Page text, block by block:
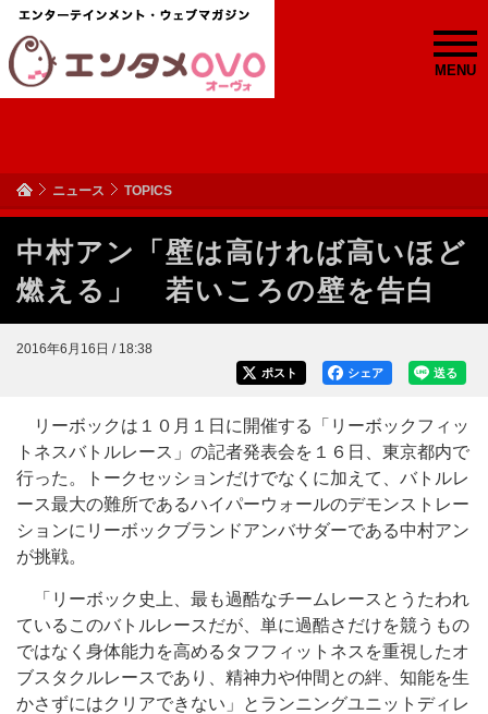
MENU
ニュース TOPICS
中村アン「壁は高ければ高いほど
燃える」 若いころの壁を告白
2016年6月16日 / 18:38
送る
シェア
ポスト
リーボックは１０月１日に開催する「リーボックフィッ
トネスバトルレース」の記者発表会を１６日、東京都内で
行った。トークセッションだけでなくに加えて、バトルレ
ース最大の難所であるハイパーウォールのデモンストレー
ションにリーボックブランドアンバサダーである中村アン
が挑戦。
「リーボック史上、最も過酷なチームレースとうたわれ
ているこのバトルレースだが、単に過酷さだけを競うもの
ではなく身体能力を高めるタフフィットネスを重視したオ
ブスタクルレースであり、精神力や仲間との絆、知能を生
かさずにはクリアできない」とランニングユニットディレ